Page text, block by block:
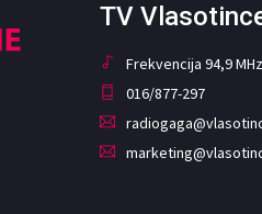
TV
Frekvencija 94,9 MHz
016/877-297